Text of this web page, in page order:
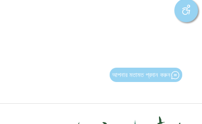
আপনার মতামত প্রদান করুন